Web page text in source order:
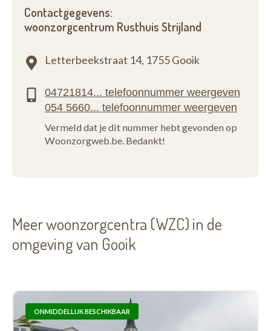
Contactgegevens:
woonzorgcentrum Rusthuis Strijland
Letterbeekstraat 14, 1755 Gooik
Vermeld dat je dit nummer hebt gevonden op
Woonzorgweb.be. Bedankt!
Meer woonzorgcentra (WZC) in de
omgeving van Gooik
ONMIDDELLIJK BESCHIKBAAR